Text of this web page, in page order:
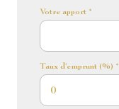
Votre apport *
Taux d'emprunt (%) *